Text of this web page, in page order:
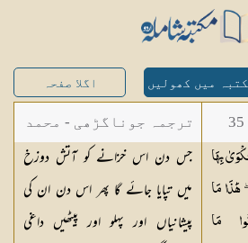
میں کھولیں اگلا صفحہ
بِهَا
مَا
مَا
ترجمہ جوناگڑھی - محمد
جونا گڑھی
جس دن اس خزانے کو آتش دوزخ
میں تپایا جائے گا پھر اس دن ان کی
پیشانیاں اور پہلو اور پیٹھیں داغی